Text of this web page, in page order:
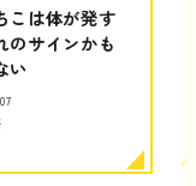
こは体が発す
のサインかも
い